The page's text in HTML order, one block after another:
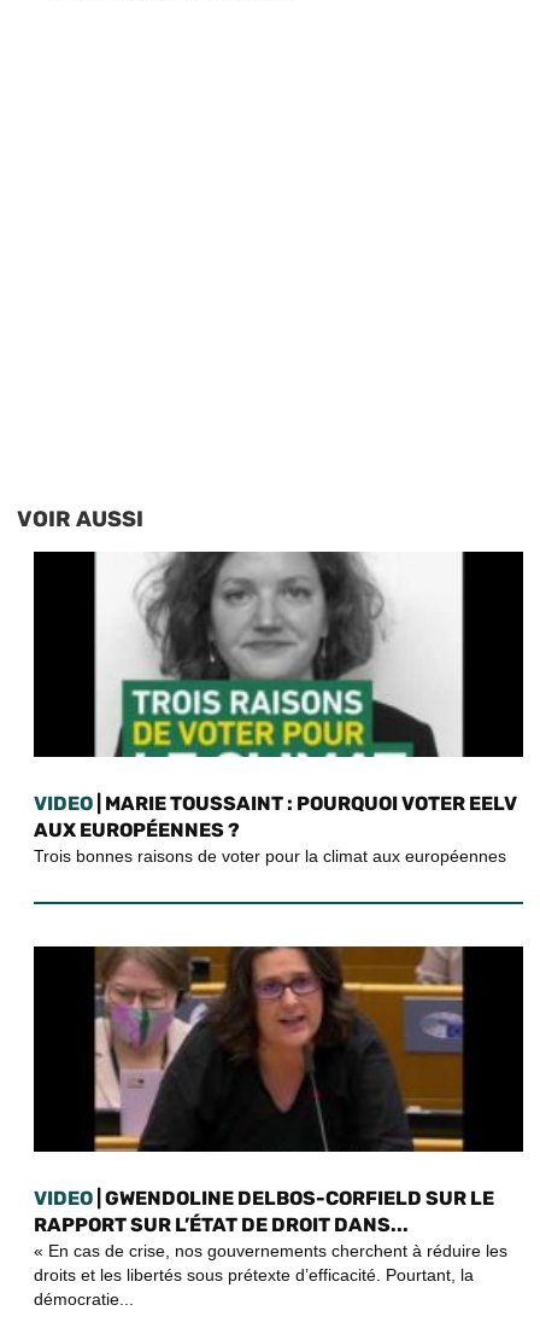
VOIR AUSSI
VIDEO | MARIE TOUSSAINT : POURQUOI VOTER EELV
AUX EUROPÉENNES ?
Trois bonnes raisons de voter pour la climat aux européennes
VIDEO | GWENDOLINE DELBOS-CORFIELD SUR LE
RAPPORT SUR L’ÉTAT DE DROIT DANS...
« En cas de crise, nos gouvernements cherchent à réduire les
droits et les libertés sous prétexte d’efficacité. Pourtant, la
démocratie...